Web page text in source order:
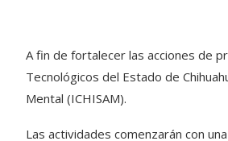
A fin de fortalecer las acciones de
Tecnológicos del Estado de
Mental (ICHISAM).
Las actividades comenzarán con